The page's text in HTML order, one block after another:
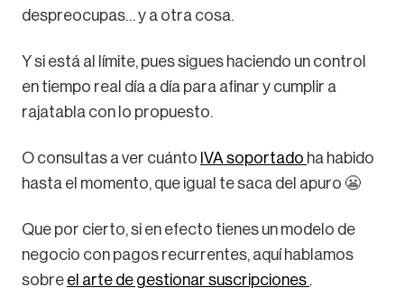
despreocupas… y a otra cosa.
Y si está al límite, pues sigues haciendo un control
en tiempo real día a día para afinar y cumplir a
rajatabla con lo propuesto.
O consultas a ver cuánto IVA soportado ha habido
hasta el momento, que igual te saca del apuro 😬
Que por cierto, si en efecto tienes un modelo de
negocio con pagos recurrentes, aquí hablamos
sobre el arte de gestionar suscripciones .